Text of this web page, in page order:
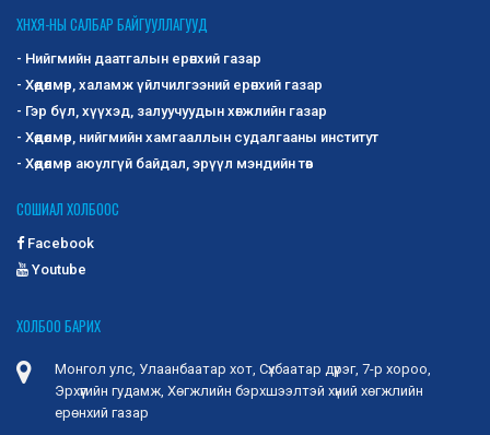
ХНХЯ-НЫ САЛБАР БАЙГУУЛЛАГУУД
- Нийгмийн даатгалын ерөнхий газар
- Хөдөлмөр, халамж үйлчилгээний ерөнхий газар
- Гэр бүл, хүүхэд, залуучуудын хөгжлийн газар
- Хөдөлмөр, нийгмийн хамгааллын судалгааны институт
- Хөдөлмөр аюулгүй байдал, эрүүл мэндийн төв
СОШИАЛ ХОЛБООС
Facebook
Youtube
ХОЛБОО БАРИХ
Монгол улс, Улаанбаатар хот, Сүхбаатар дүүрэг, 7-р хороо,
Эрхүүгийн гудамж, Хөгжлийн бэрхшээлтэй хүний хөгжлийн
ерөнхий газар